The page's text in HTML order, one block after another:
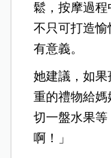
鬆，按摩過程
不只可打造
有意義。
她建議，如
重的禮物給媽
切一盤水果
啊！」